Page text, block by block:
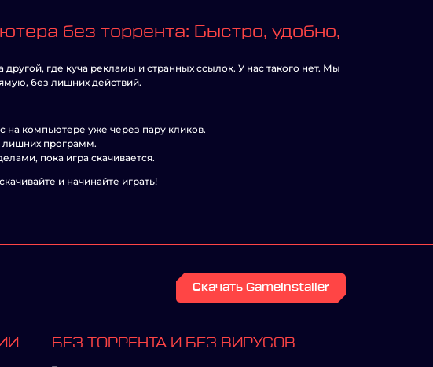
без торрента: Быстро, удобно,
где куча рекламы и странных ссылок. У нас такого нет. Мы
без лишних действий.
на компьютере уже через пару кликов.
лишних программ.
пока игра скачивается.
и начинайте играть!
Скачать GameInstaller
БЕЗ ТОРРЕНТА И БЕЗ ВИРУСОВ